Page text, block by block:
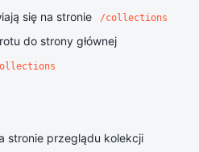
się na stronie /collections
do strony głównej
stronie przeglądu kolekcji